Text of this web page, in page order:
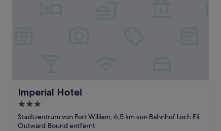
Imperial Hotel
Imperial Hotel
3.0-
Sterne-
Unterkunft
Stadtzentrum von Fort William, 6,5 km von Bahnhof Loch Eli
Outward Bound entfernt